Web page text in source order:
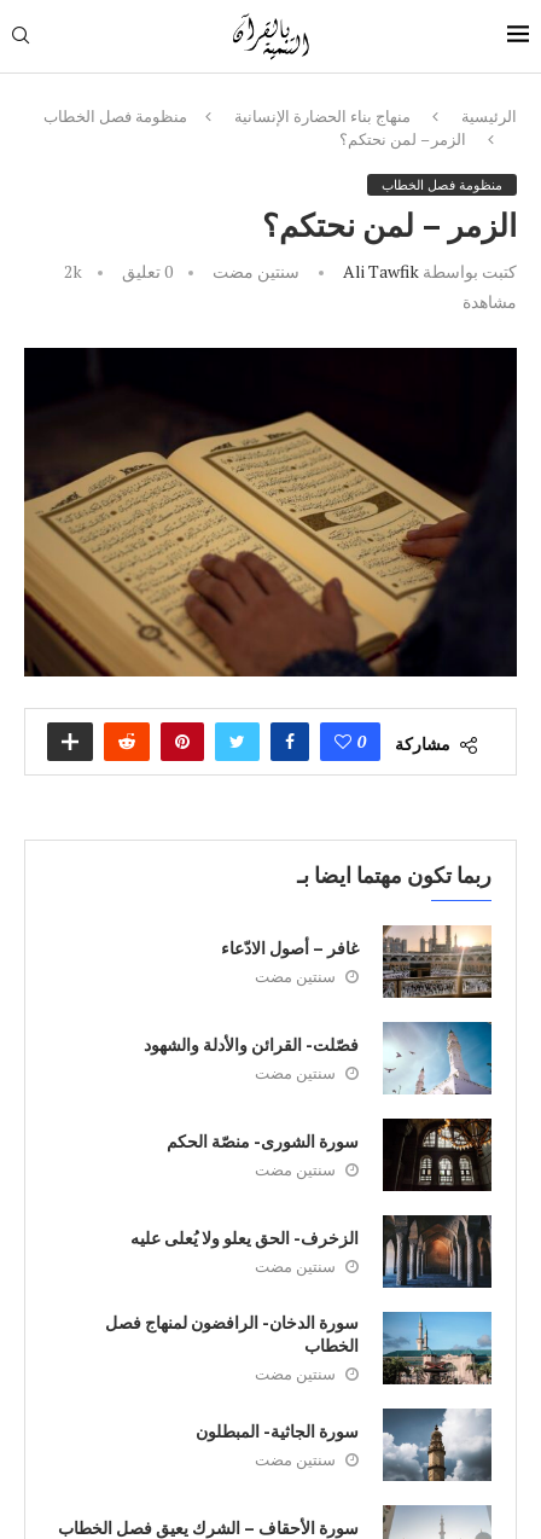
الرئيسية منهاج بناء الحضارة الإنسانية
منظومة فصل الخطاب
الزمر – لمن نحتكم؟
منظومة فصل الخطاب
الزمر – لمن نحتكم؟
كتبت بواسطة Ali Tawfik سنتين مضت 0 تعليق
2k
مشاهدة
مشاركة 0
ربما تكون مهتما ايضا بـ
غافر – أصول الادّعاء
سنتين مضت
فصّلت- القرائن والأدلة والشهود
سنتين مضت
سورة الشورى- منصّة الحكم
سنتين مضت
الزخرف- الحق يعلو ولا يُعلى عليه
سنتين مضت
سورة الدخان- الرافضون لمنهاج فصل
الخطاب
سنتين مضت
سورة الجاثية- المبطلون
سنتين مضت
سورة الأحقاف – الشرك يعيق فصل الخطاب